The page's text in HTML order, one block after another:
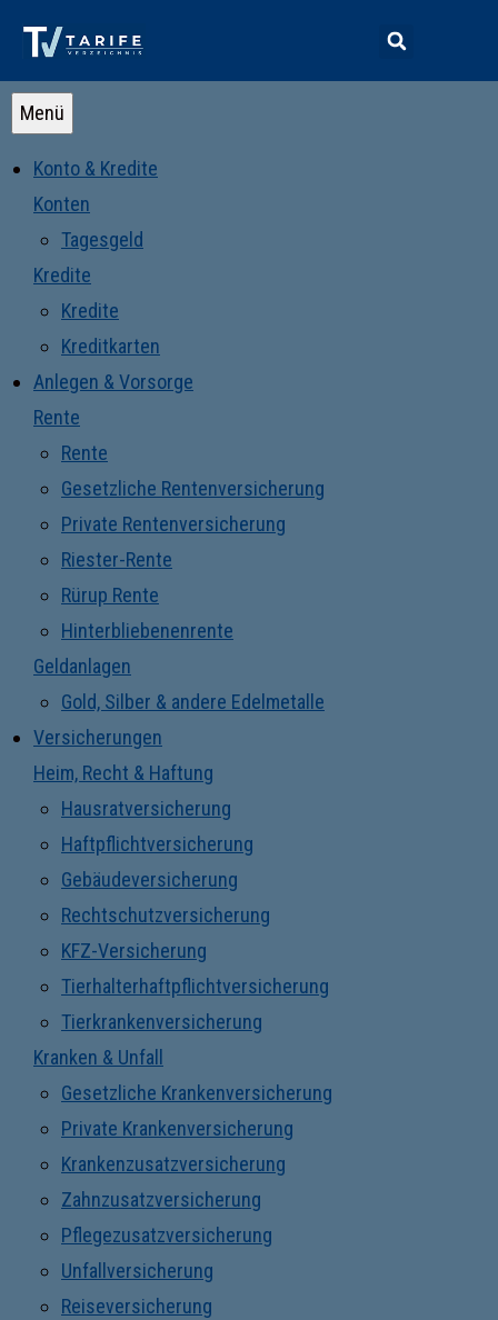
Menü
Konto & Kredite
Konten
Tagesgeld
Kredite
Kredite
Kreditkarten
Anlegen & Vorsorge
Rente
Rente
Gesetzliche Rentenversicherung
Private Rentenversicherung
Riester-Rente
Rürup Rente
Hinterbliebenenrente
Geldanlagen
Gold, Silber & andere Edelmetalle
Versicherungen
Heim, Recht & Haftung
Hausratversicherung
Haftpflichtversicherung
Gebäudeversicherung
Rechtschutzversicherung
KFZ-Versicherung
Tierhalterhaftpflichtversicherung
Tierkrankenversicherung
Kranken & Unfall
Gesetzliche Krankenversicherung
Private Krankenversicherung
Krankenzusatzversicherung
Zahnzusatzversicherung
Pflegezusatzversicherung
Unfallversicherung
Reiseversicherung